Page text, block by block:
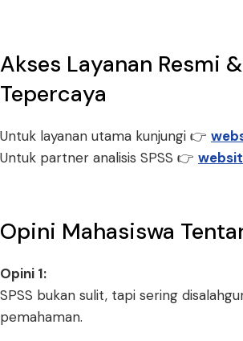
Akses Layanan Resmi
Tepercaya
Untuk layanan utama kunjungi 👉
Untuk partner analisis SPSS 👉
Opini Mahasiswa
Opini 1:
SPSS bukan sulit, tapi sering
pemahaman.